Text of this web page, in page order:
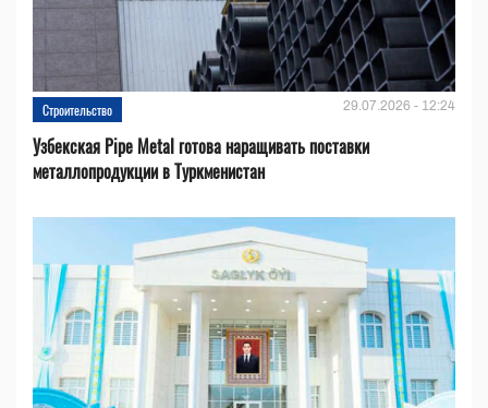
Строительство 29.07.2026 - 12:24
Узбекская Pipe Metal готова наращивать поставки
металлопродукции в Туркменистан